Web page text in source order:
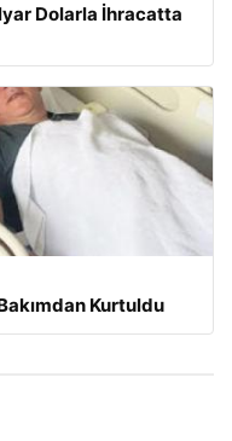
Dolarla İhracatta
Kurtuldu